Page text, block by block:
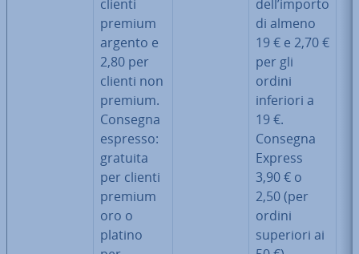
clienti
premium
argento e
2,80 per
clienti non
premium.
Consegna
espresso:
gratuita
per clienti
premium
oro o
platino
dell’importo
di almeno
19 € e 2,70 €
per gli
ordini
inferiori a
19 €.
Consegna
Express
3,90 € o
2,50 (per
ordini
superiori ai